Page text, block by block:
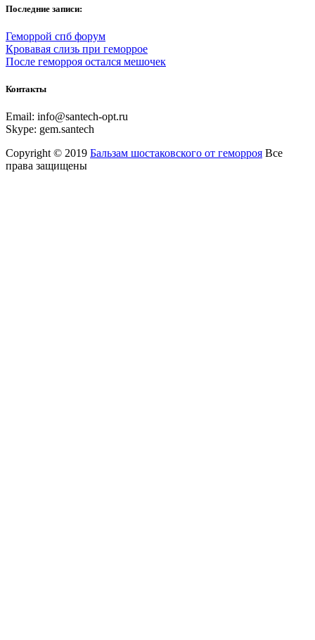
Последние записи:
Геморрой спб форум
Кровавая слизь при геморрое
После геморроя остался мешочек
Контакты
Email: info@santech-opt.ru
Skype: gem.santech
Copyright © 2019 Бальзам шостаковского от геморроя Все
права защищены